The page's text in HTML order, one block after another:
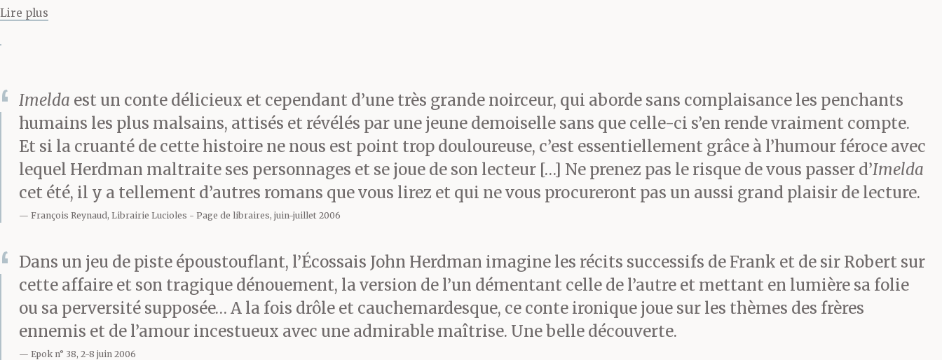
timidité, et portait un mince cardigan sur une
courte robe de coton imprimée de myosotis, qui
veulent dire, je crois, « ne m’oubliez pas ».
T’oublier, c’est impossible, Imelda ! Jamais, tant
que s’écouleront les grains du sablier ! Nous nous
dévisagions sans bouger, mais c’était de la
curiosité, pas encore de l’amour. Elle portait un
Lire plus
Imelda est un conte délicieux et cependant d’une très grande noirceur, qui aborde sans complaisance les penchants
humains les plus malsains, attisés et révélés par une jeune demoiselle sans que celle-ci s’en rende vraiment compte.
Et si la cruanté de cette histoire ne nous est point trop douloureuse, c’est essentiellement grâce à l’humour féroce avec
lequel Herdman maltraite ses personnages et se joue de son lecteur […] Ne prenez pas le risque de vous passer d’Imelda
cet été, il y a tellement d’autres romans que vous lirez et qui ne vous procureront pas un aussi grand plaisir de lecture.
François Reynaud, Librairie Lucioles Page de libraires, juin-juillet 2006
Dans un jeu de piste époustouflant, l’Écossais John Herdman imagine les récits successifs de Frank et de sir Robert sur
cette affaire et son tragique dénouement, la version de l’un démentant celle de l’autre et mettant en lumière sa folie
ou sa perversité supposée… A la fois drôle et cauchemardesque, ce conte ironique joue sur les thèmes des frères
ennemis et de l’amour incestueux avec une admirable maîtrise. Une belle découverte.
Epok n° 38, 2-8 juin 2006